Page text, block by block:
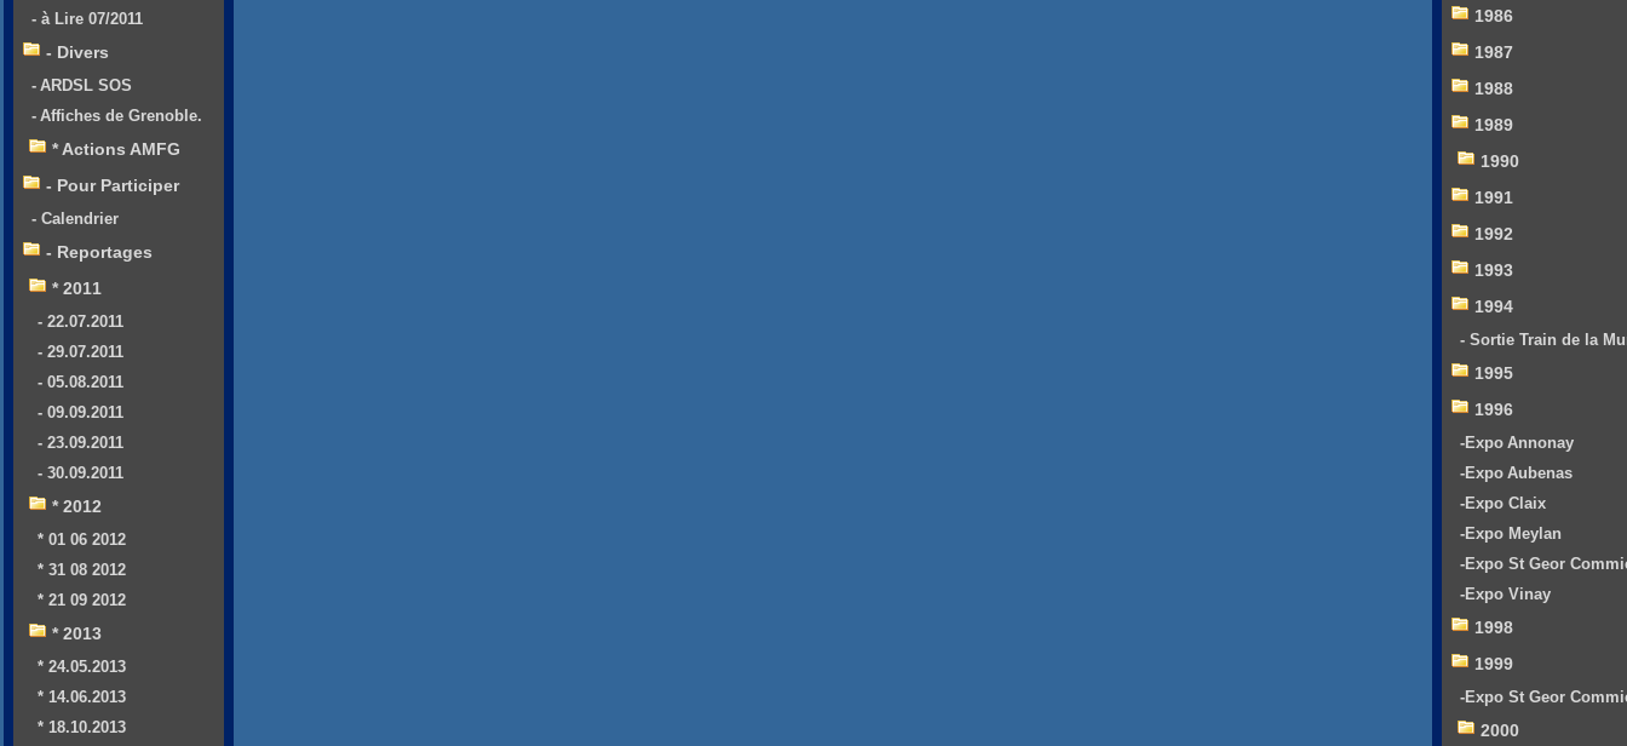
- à Lire 07/2011
- Divers
- ARDSL SOS
- Affiches de Grenoble.
* Actions AMFG
- Pour Participer
- Calendrier
- Reportages
* 2011
- 22.07.2011
- 29.07.2011
- 05.08.2011
- 09.09.2011
- 23.09.2011
- 30.09.2011
* 2012
* 01 06 2012
* 31 08 2012
* 21 09 2012
* 2013
* 24.05.2013
* 14.06.2013
* 18.10.2013
1986
1987
1988
1989
1990
1991
1992
1993
1994
- Sortie Train de la
1995
1996
-Expo Annonay
-Expo Aubenas
-Expo Claix
-Expo Meylan
-Expo St Geor
-Expo Vinay
1998
1999
-Expo St Geor
2000